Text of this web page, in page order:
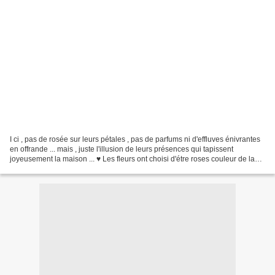
I ci , pas de rosée sur leurs pétales , pas de parfums ni d'effluves énivrantes
en offrande ... mais , juste l'illusion de leurs présences qui tapissent
joyeusement la maison ... ♥ Les fleurs ont choisi d'étre roses couleur de la